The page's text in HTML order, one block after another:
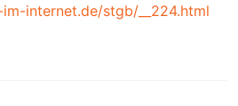
internet.de/stgb/__224.html